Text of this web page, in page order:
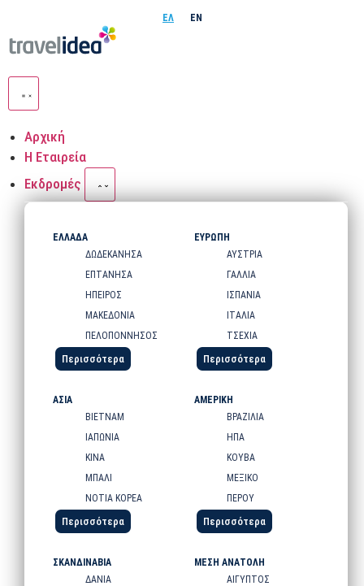
ΕΛ EN
Αρχική
Η Εταιρεία
Εκδρομές
ΕΛΛΑΔΑ
ΔΩΔΕΚΑΝΗΣΑ
ΕΠΤΑΝΗΣΑ
ΗΠΕΙΡΟΣ
ΜΑΚΕΔΟΝΙΑ
ΠΕΛΟΠΟΝΝΗΣΟΣ
Περισσότερα
ΕΥΡΩΠΗ
ΑΥΣΤΡΙΑ
ΓΑΛΛΙΑ
ΙΣΠΑΝΙΑ
ΙΤΑΛΙΑ
ΤΣΕΧΙΑ
Περισσότερα
ΑΣΙΑ
ΒΙΕΤΝΑΜ
ΙΑΠΩΝΙΑ
ΚΙΝΑ
ΜΠΑΛΙ
ΝΟΤΙΑ ΚΟΡΕΑ
Περισσότερα
ΑΜΕΡΙΚΗ
ΒΡΑΖΙΛΙΑ
ΗΠΑ
ΚΟΥΒΑ
ΜΕΞΙΚΟ
ΠΕΡΟΥ
Περισσότερα
ΣΚΑΝΔΙΝΑΒΙΑ
ΔΑΝΙΑ
ΜΕΣΗ ΑΝΑΤΟΛΗ
ΑΙΓΥΠΤΟΣ